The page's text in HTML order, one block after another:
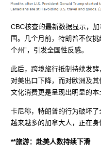
CBC核查的最新数据显示，
国。几个月前，特朗普不仅
个州”，引发全国性反感。
此后，跨境旅行抵制持续发
对美出口下降，而对欧洲及
文化消费更是呈现出明显的本
卡尼称，特朗普的行为破坏
越来越多的加拿大人，正在身
**旅游：赴美人数持续下滑